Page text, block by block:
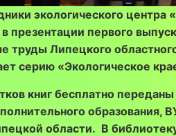
экологического центра
презентации первого
труды Липецкого
серию «Экологическое
книг бесплатно
образования,
области. В